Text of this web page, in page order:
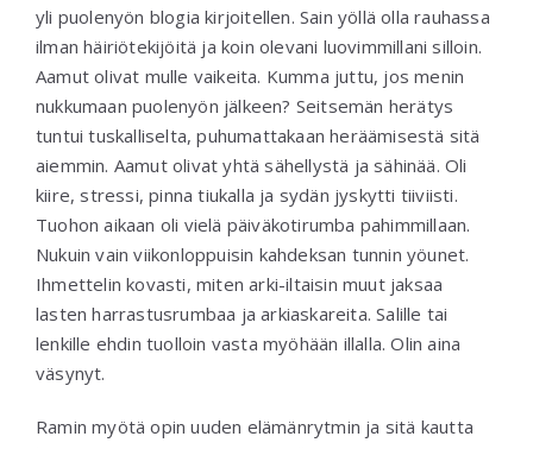
yli puolenyön blogia kirjoitellen. Sain yöllä olla rauhassa
ilman häiriötekijöitä ja koin olevani luovimmillani silloin.
Aamut olivat mulle vaikeita. Kumma juttu, jos menin
nukkumaan puolenyön jälkeen? Seitsemän herätys
tuntui tuskalliselta, puhumattakaan heräämisestä sitä
aiemmin. Aamut olivat yhtä sähellystä ja sähinää. Oli
kiire, stressi, pinna tiukalla ja sydän jyskytti tiiviisti.
Tuohon aikaan oli vielä päiväkotirumba pahimmillaan.
Nukuin vain viikonloppuisin kahdeksan tunnin yöunet.
Ihmettelin kovasti, miten arki-iltaisin muut jaksaa
lasten harrastusrumbaa ja arkiaskareita. Salille tai
lenkille ehdin tuolloin vasta myöhään illalla. Olin aina
väsynyt.
Ramin myötä opin uuden elämänrytmin ja sitä kautta